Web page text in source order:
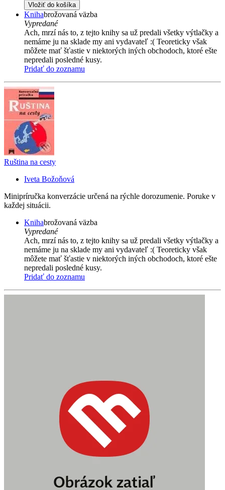
Vložiť do košíka
Knihabrožovaná väzba
Vypredané
Ach, mrzí nás to, z tejto knihy sa už predali všetky výtlačky a
nemáme ju na sklade my ani vydavateľ :( Teoreticky však
môžete mať šťastie v niektorých iných obchodoch, ktoré ešte
nepredali posledné kusy.
Pridať do zoznamu
Ruština na cesty
Iveta Božoňová
Minipríručka konverzácie určená na rýchle dorozumenie. Poruke v
každej situácii.
Knihabrožovaná väzba
Vypredané
Ach, mrzí nás to, z tejto knihy sa už predali všetky výtlačky a
nemáme ju na sklade my ani vydavateľ :( Teoreticky však
môžete mať šťastie v niektorých iných obchodoch, ktoré ešte
nepredali posledné kusy.
Pridať do zoznamu